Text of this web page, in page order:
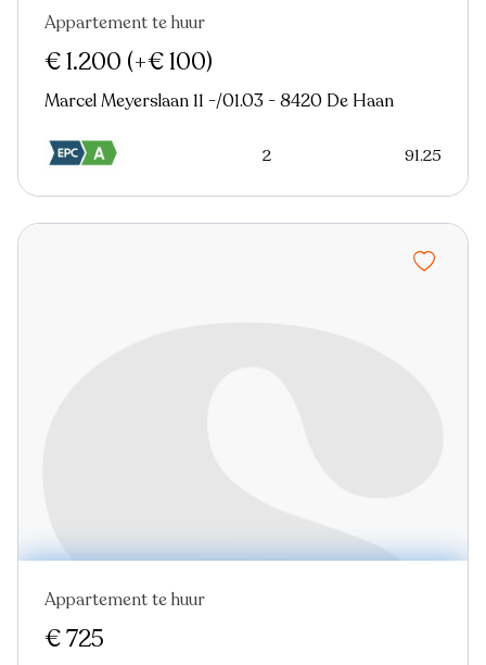
Nieuw
Appartement te huur
€ 1.200 (+€ 100)
Marcel Meyerslaan 11 -/01.03 - 8420 De Haan
2 91.25
Nieuw
Appartement te huur
€ 725